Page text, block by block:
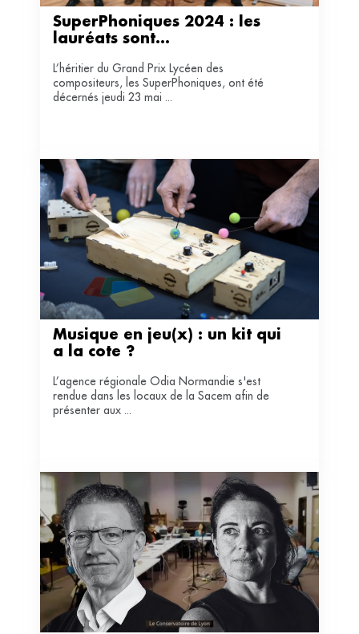
SuperPhoniques 2024 : les
lauréats sont...
L’héritier du Grand Prix Lycéen des
compositeurs, les SuperPhoniques, ont été
décernés jeudi 23 mai ...
Musique en jeu(x) : un kit qui
a la cote ?
L’agence régionale Odia Normandie s'est
rendue dans les locaux de la Sacem afin de
présenter aux ...